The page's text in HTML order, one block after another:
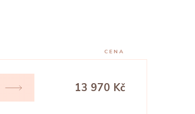
CENA
13 970 Kč